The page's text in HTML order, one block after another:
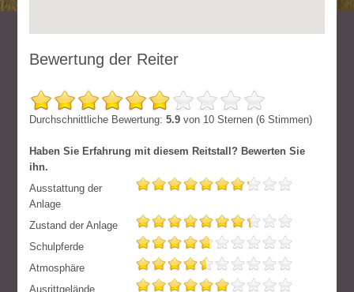
Bewertung der Reiter
Durchschnittliche Bewertung:5.9 von 10 Sternen (6 Stimmen)
Haben Sie Erfahrung mit diesem Reitstall? Bewerten Sie
ihn.
Ausstattung der
Anlage
Zustand der Anlage
Schulpferde
Atmosphäre
Ausrittgelände